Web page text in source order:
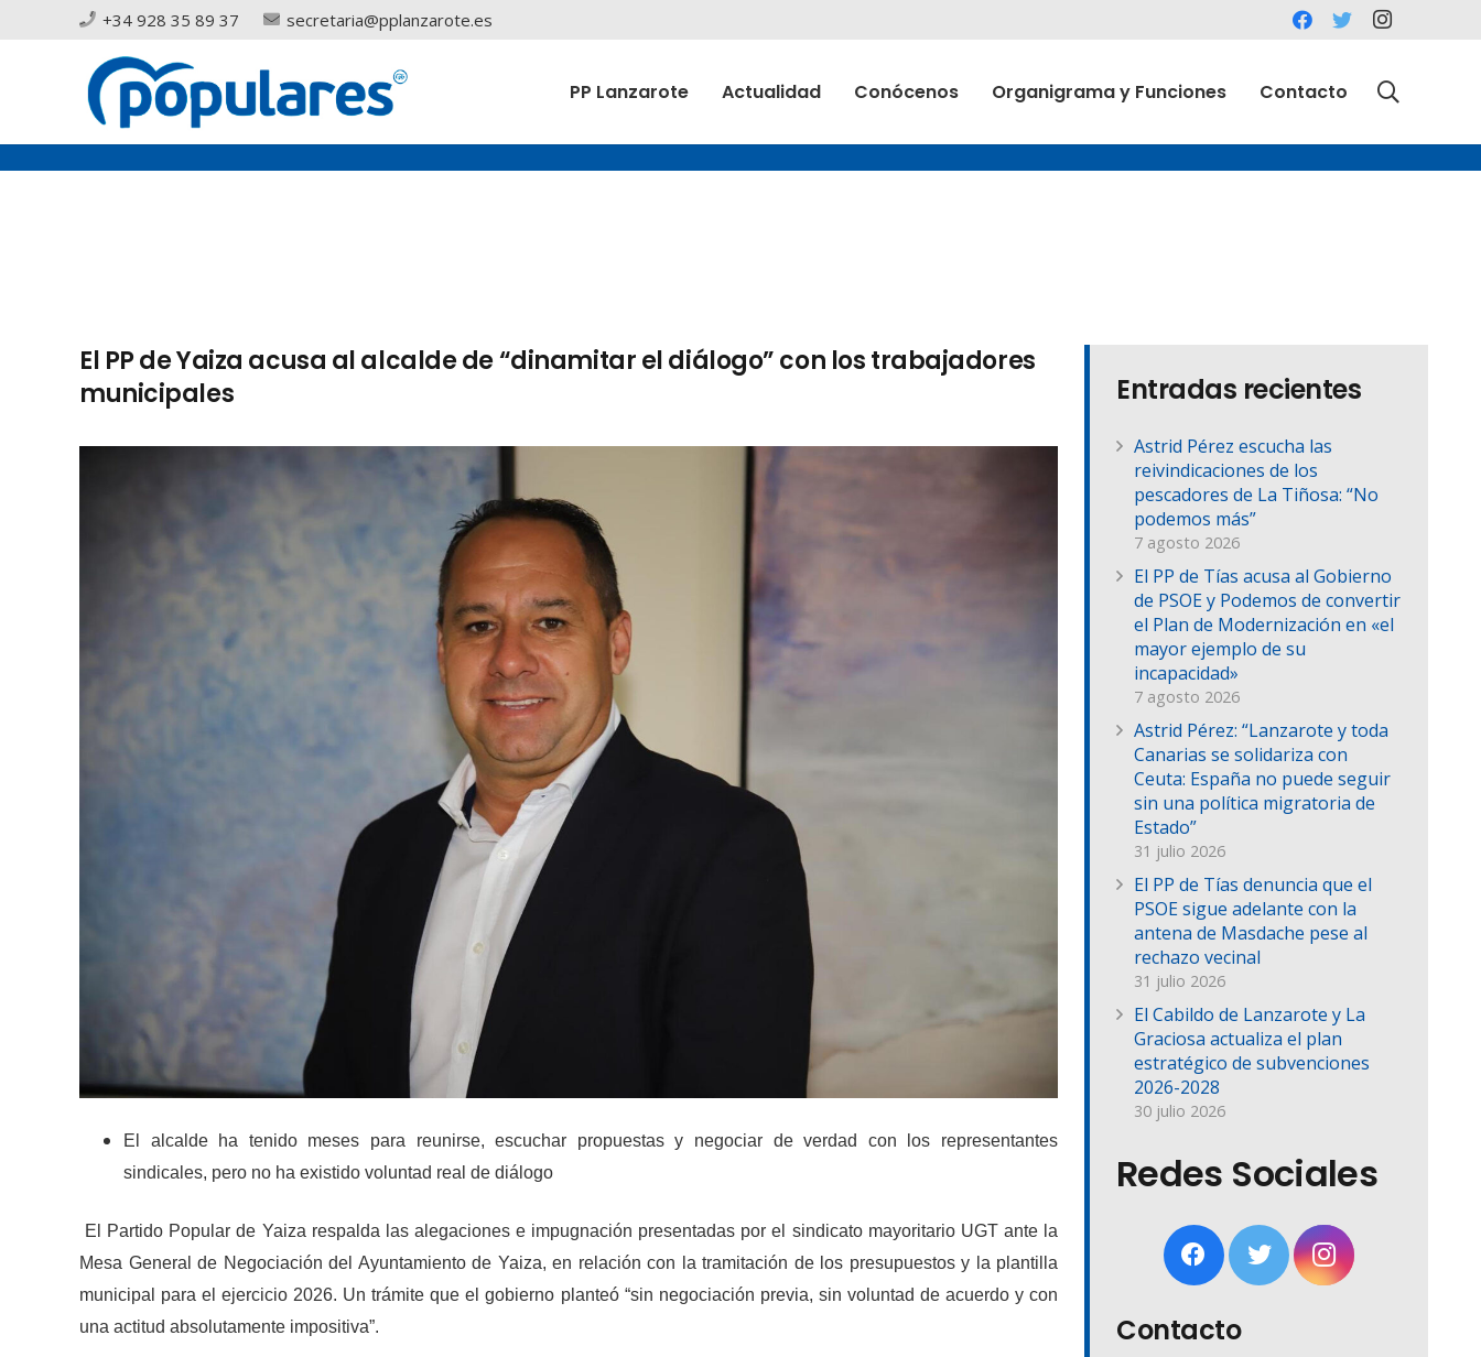
+34 928 35 89 37 secretaria@pplanzarote.es
PP Lanzarote Actualidad Conócenos Organigrama y Funciones Contacto
El PP de Yaiza acusa al alcalde de “dinamitar el diálogo” con los trabajadores
municipales
El alcalde ha tenido meses para reunirse, escuchar propuestas y negociar de verdad con los representantes
sindicales, pero no ha existido voluntad real de diálogo
El Partido Popular de Yaiza respalda las alegaciones e impugnación presentadas por el sindicato mayoritario UGT ante la
Mesa General de Negociación del Ayuntamiento de Yaiza, en relación con la tramitación de los presupuestos y la plantilla
municipal para el ejercicio 2026. Un trámite que el gobierno planteó “sin negociación previa, sin voluntad de acuerdo y con
una actitud absolutamente impositiva”.
Entradas recientes
Astrid Pérez escucha las
reivindicaciones de los
pescadores de La Tiñosa: “No
podemos más”
7 agosto 2026
El PP de Tías acusa al Gobierno
de PSOE y Podemos de convertir
el Plan de Modernización en «el
mayor ejemplo de su
incapacidad»
7 agosto 2026
Astrid Pérez: “Lanzarote y toda
Canarias se solidariza con
Ceuta: España no puede seguir
sin una política migratoria de
Estado”
31 julio 2026
El PP de Tías denuncia que el
PSOE sigue adelante con la
antena de Masdache pese al
rechazo vecinal
31 julio 2026
El Cabildo de Lanzarote y La
Graciosa actualiza el plan
estratégico de subvenciones
2026-2028
30 julio 2026
Redes Sociales
Contacto